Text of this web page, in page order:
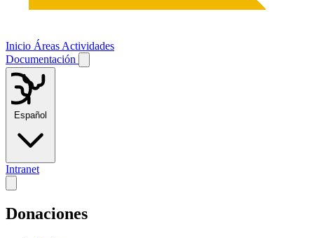
Inicio Áreas Actividades
Documentación
Español
Intranet
Donaciones